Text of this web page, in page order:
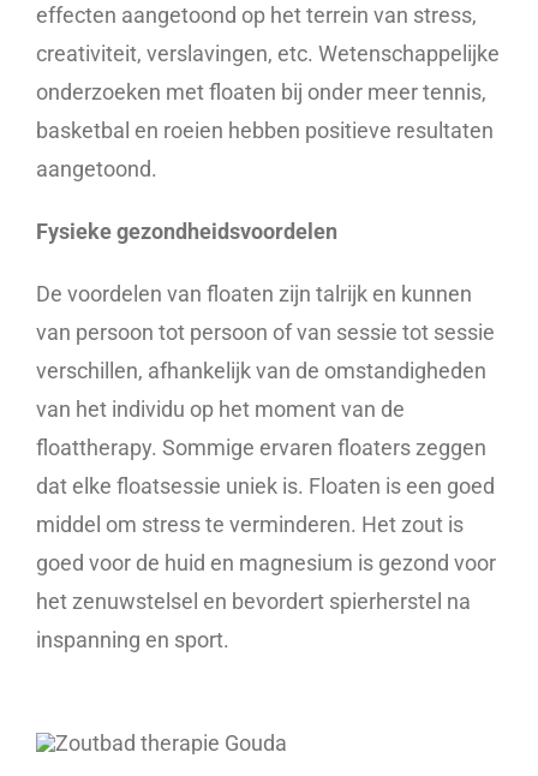
effecten aangetoond op het terrein van stress,
creativiteit, verslavingen, etc. Wetenschappelijke
onderzoeken met floaten bij onder meer tennis,
basketbal en roeien hebben positieve resultaten
aangetoond.
Fysieke gezondheidsvoordelen
De voordelen van floaten zijn talrijk en kunnen
van persoon tot persoon of van sessie tot sessie
verschillen, afhankelijk van de omstandigheden
van het individu op het moment van de
floattherapy. Sommige ervaren floaters zeggen
dat elke floatsessie uniek is. Floaten is een goed
middel om stress te verminderen. Het zout is
goed voor de huid en magnesium is gezond voor
het zenuwstelsel en bevordert spierherstel na
inspanning en sport.